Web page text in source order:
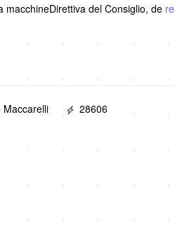
macchineDirettiva del Consiglio, de
Maccarelli 28606